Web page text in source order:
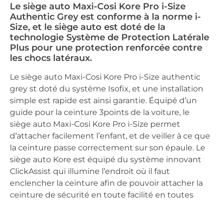
Le siège auto Maxi-Cosi Kore Pro i-Size
Authentic Grey est conforme à la norme i-
Size, et le siège auto est doté de la
technologie Système de Protection Latérale
Plus pour une protection renforcée contre
les chocs latéraux.
Le siège auto Maxi-Cosi Kore Pro i-Size authentic
grey st doté du système Isofix, et une installation
simple est rapide est ainsi garantie. Équipé d’un
guide pour la ceinture 3points de la voiture, le
siège auto Maxi-Cosi Kore Pro i-Size permet
d’attacher facilement l’enfant, et de veiller à ce que
la ceinture passe correctement sur son épaule. Le
siège auto Kore est équipé du système innovant
ClickAssist qui illumine l’endroit où il faut
enclencher la ceinture afin de pouvoir attacher la
ceinture de sécurité en toute facilité en toutes